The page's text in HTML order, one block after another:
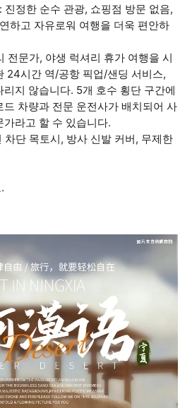
정한 순수 관광, 쇼핑점 방문 없음,
하고 자유로워 여행을 더욱 편안하
전문가, 야생 럭셔리 휴가 여행을 시
24시간 역/공항 픽업/샌딩 서비스,
지 않습니다. 5개 호수 횡단 구간에
차량과 전문 운전사가 배치되어 사
라고 할 수 있습니다.
단 목토시, 방사 신발 커버, 무제한